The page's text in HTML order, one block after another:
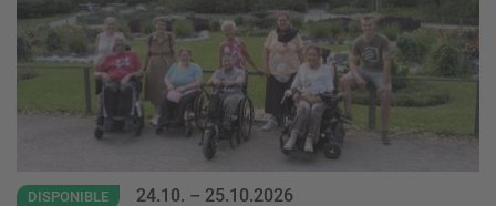
DISPONIBLE 24.10. – 25.10.2026